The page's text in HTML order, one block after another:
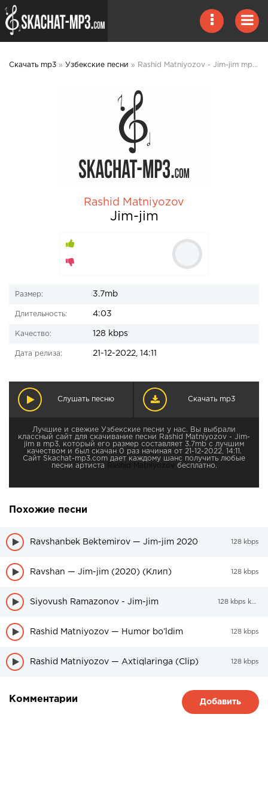
Скачать mp3 » Узбекские песни » Rashid Matniyozov - Jim-jim mp3 скачать
Rashid Matniyozov
Jim-jim
Размер: 3.7mb
Длительность: 4:03
Качество: 128 kbps
Дата релиза: 21-12-2022, 14:11
Слушать песню Скачать mp3
Лучшие и свежие Узбекские песни у нас. Вы выбрали
классный сайт для скачивание песни Rashid Matniyozov - Jim-
jim в mp3, который его размер составляет 3.7mb с лучшим
качеством и был скачан 0 раз начиная от 21-12-2022, 14:11.
Сайт Skachat-mp3.com дает каждому шанс получить любые
песни артиста
Rashid Matniyozov бесплатно.
Похожие песни
Ravshanbek Bektemirov — Jim-jim 2020 128 kbps
Ravshan — Jim-jim (2020) (Клип) 128 kbps
Siyovush Ramazonov - Jim-jim 128 kbps kbps
Rashid Matniyozov — Humor bo’ldim 128 kbps
Rashid Matniyozov — Axtiqlaringa (Clip) 128 kbps
Комментарии Добавить